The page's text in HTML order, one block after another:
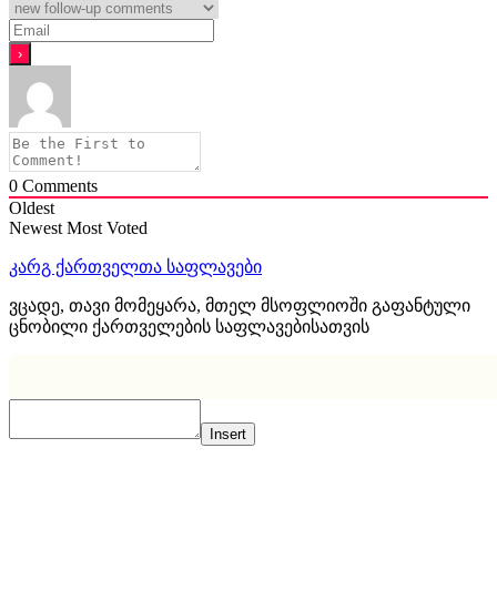
0 Comments
Oldest
Newest Most Voted
კარგ ქართველთა საფლავები
ვცადე, თავი მომეყარა, მთელ მსოფლიოში გაფანტული
ცნობილი ქართველების საფლავებისათვის
Insert